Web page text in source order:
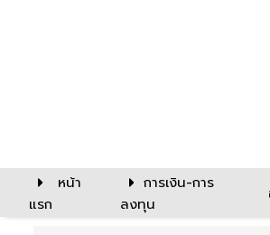
หน้า
แรก
การเงิน-การ
ลงทุน